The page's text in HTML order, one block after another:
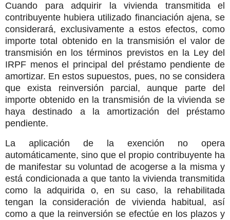
Cuando para adquirir la vivienda transmitida el
contribuyente hubiera utilizado financiación ajena, se
considerará, exclusivamente a estos efectos, como
importe total obtenido en la transmisión el valor de
transmisión en los términos previstos en la Ley del
IRPF menos el principal del préstamo pendiente de
amortizar. En estos supuestos, pues, no se considera
que exista reinversión parcial, aunque parte del
importe obtenido en la transmisión de la vivienda se
haya destinado a la amortización del préstamo
pendiente.
La aplicación de la exención no opera
automáticamente, sino que el propio contribuyente ha
de manifestar su voluntad de acogerse a la misma y
está condicionada a que tanto la vivienda transmitida
como la adquirida o, en su caso, la rehabilitada
tengan la consideración de vivienda habitual, así
como a que la reinversión se efectúe en los plazos y